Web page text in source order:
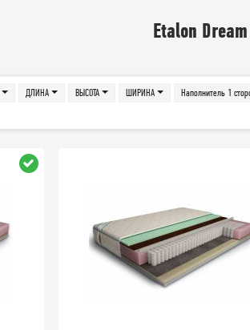
Etalon Dream
ДЛИНА ВЫСОТА ШИРИНА Наполнитель 1